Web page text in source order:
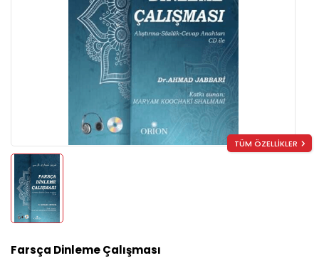
TÜM ÖZELLİKLER
Farsça Dinleme Çalışması